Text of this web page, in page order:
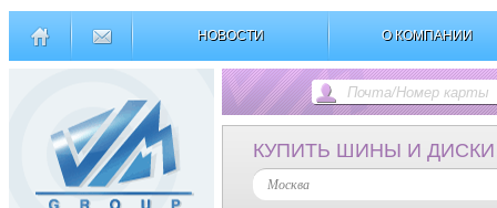
НОВОСТИ О КОМПАНИИ
КУПИТЬ ШИНЫ И ДИСКИ
Москва